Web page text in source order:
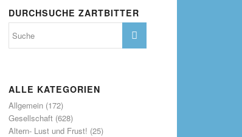
DURCHSUCHE ZARTBITTER
ALLE KATEGORIEN
Allgemein(172)
Gesellschaft(628)
Altern- Lust und Frust! (25)